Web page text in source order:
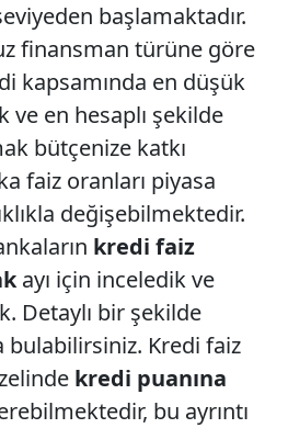
başlamaktadır.
finansman türüne göre
kapsamında en düşük
ve en hesaplı şekilde
bütçenize katkı
faiz oranları piyasa
değişebilmektedir.
kredi faiz
ayı için inceledik ve
Detaylı bir şekilde
bulabilirsiniz. Kredi faiz
kredi puanına
bu ayrıntı